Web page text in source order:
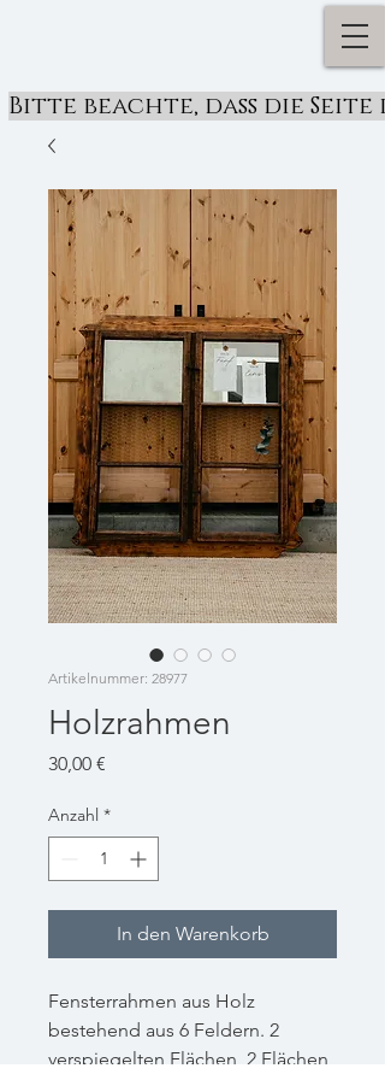
Bitte beachte, dass die
Artikelnummer: 28977
Holzrahmen
30,00 €
Anzahl *
In den Warenkorb
Fensterrahmen aus Holz
bestehend aus 6 Feldern. 2
verspiegelten Flächen, 2 Flächen